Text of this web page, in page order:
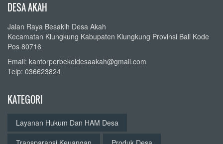
DESA AKAH
Jalan Raya Besakih Desa Akah
Kecamatan Klungkung Kabupaten Klungkung Provinsi Bali Kode
Pos 80716
Email: kantorperbekeldesaakah@gmail.com
Telp: 036623824
KATEGORI
Layanan Hukum Dan HAM Desa